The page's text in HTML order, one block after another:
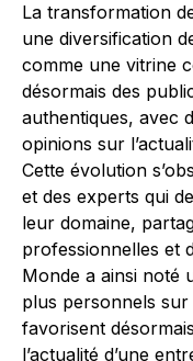
La transformation
une diversification
comme une vitrine
désormais des
authentiques, avec
opinions sur
Cette évolution
et des experts qui
leur domaine,
professionnelles et
Monde a ainsi noté
plus personnels
favorisent
l’actualité d’une